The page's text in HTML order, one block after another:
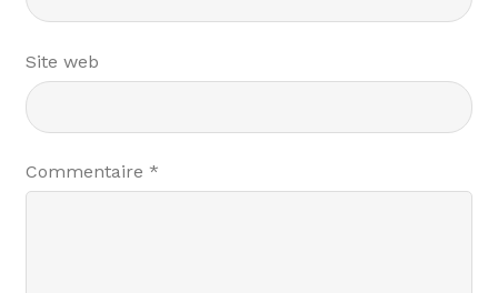
Site web
Commentaire *